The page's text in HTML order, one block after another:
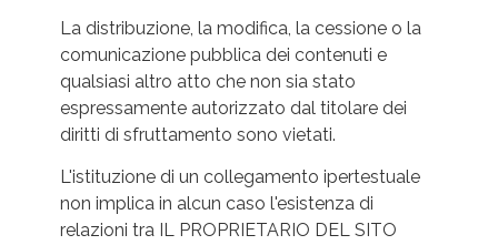
La distribuzione, la modifica, la cessione o la
comunicazione pubblica dei contenuti e
qualsiasi altro atto che non sia stato
espressamente autorizzato dal titolare dei
diritti di sfruttamento sono vietati.
L'istituzione di un collegamento ipertestuale
non implica in alcun caso l'esistenza di
relazioni tra IL PROPRIETARIO DEL SITO